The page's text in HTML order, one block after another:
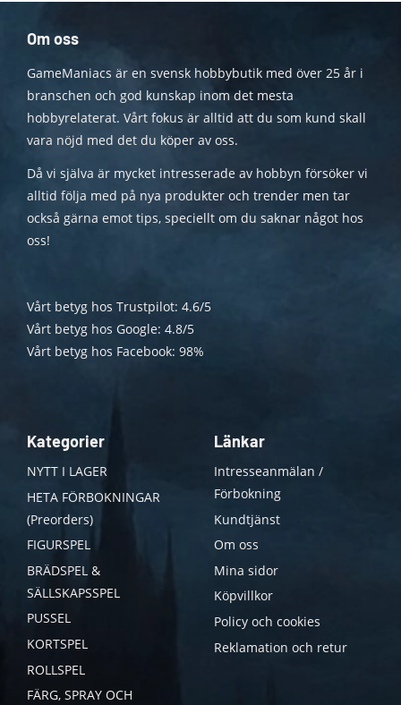
Om oss
GameManiacs är en svensk hobbybutik med över 25 år i
branschen och god kunskap inom det mesta
hobbyrelaterat. Vårt fokus är alltid att du som kund skall
vara nöjd med det du köper av oss.
Då vi själva är mycket intresserade av hobbyn försöker vi
alltid följa med på nya produkter och trender men tar
också gärna emot tips, speciellt om du saknar något hos
oss!
Vårt betyg hos Trustpilot: 4.6/5
Vårt betyg hos Google: 4.8/5
Vårt betyg hos Facebook: 98%
Kategorier
NYTT I LAGER
HETA FÖRBOKNINGAR
(Preorders)
FIGURSPEL
BRÄDSPEL &
SÄLLSKAPSSPEL
PUSSEL
KORTSPEL
ROLLSPEL
FÄRG, SPRAY OCH
Länkar
Intresseanmälan /
Förbokning
Kundtjänst
Om oss
Mina sidor
Köpvillkor
Policy och cookies
Reklamation och retur